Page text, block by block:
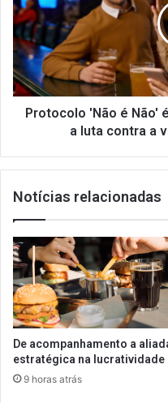
Não'
é
sancionado
para
fortalecer
a
luta
mulheres
Protocolo 'Não é Não'
a luta contra a
Notícias relacionadas
De acompanhamento a
estratégica na lucratividade
9 horas atrás